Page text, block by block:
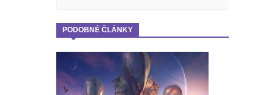
PODOBNÉ ČLÁNKY